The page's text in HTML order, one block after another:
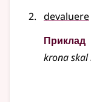
devaluere
Приклад
krona skal